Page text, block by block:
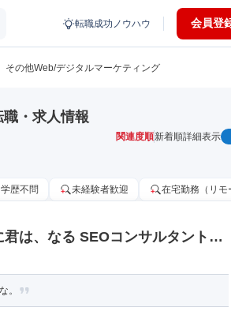
転職成功ノウハウ 会員登
その他Web/デジタルマーケティング
・求人情報
関連度順新着順詳細表示
学歴不問 未経験者歓迎 在宅勤務（リモ
は、なる SEOコンサルタントの
。